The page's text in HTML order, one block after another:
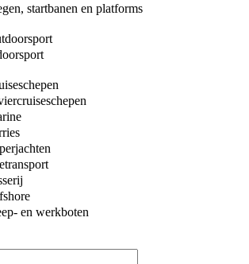
startbanen en platforms
en werkboten